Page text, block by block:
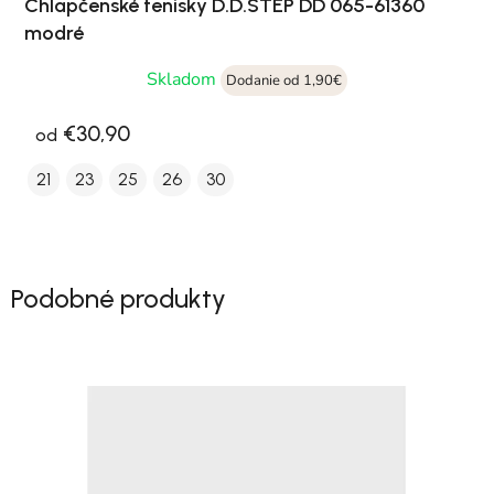
Chlapčenské tenisky D.D.STEP DD 065-61360
modré
Skladom
Dodanie od 1,90€
od €30,90
21 23 25 26 30
Podobné produkty